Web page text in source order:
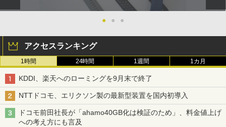
● ● ●
アクセスランキング
1時間 24時間 1週間 1カ月
KDDI、楽天へのローミングを9月末で終了
NTTドコモ、エリクソン製の最新型装置を国内初導入
ドコモ前田社長が「ahamo40GB化は検証のため」、料金値上げ
への考え方にも言及